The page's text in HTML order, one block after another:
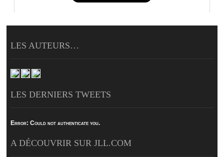
LES AUTEURS…
LES DERNIERS TWEETS
Error: Could not authenticate you.
A DÉCOUVRIR SUR JLL.COM